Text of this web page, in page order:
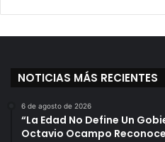
NOTICIAS MÁS RECIENTES
6 de agosto de 2026
“La Edad No Define Un
Octavio Ocampo